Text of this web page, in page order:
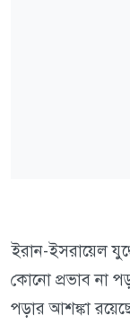
ইরান-ইসরায়েল
কোনো প্রভাব না
পড়ার আশঙ্কা